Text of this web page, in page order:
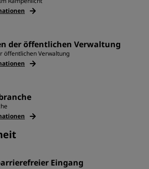
der öffentlichen Verwaltung
öffentlichen Verwaltung
Eingang